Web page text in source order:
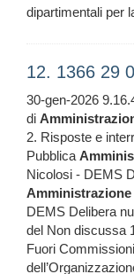
dipartimentali per
12. 1366 29
30-gen-2026
di
2. Risposte e
Pubblica
Nicolosi - DEMS
Amministrazione
DEMS Delibera
del Non discussa
Fuori